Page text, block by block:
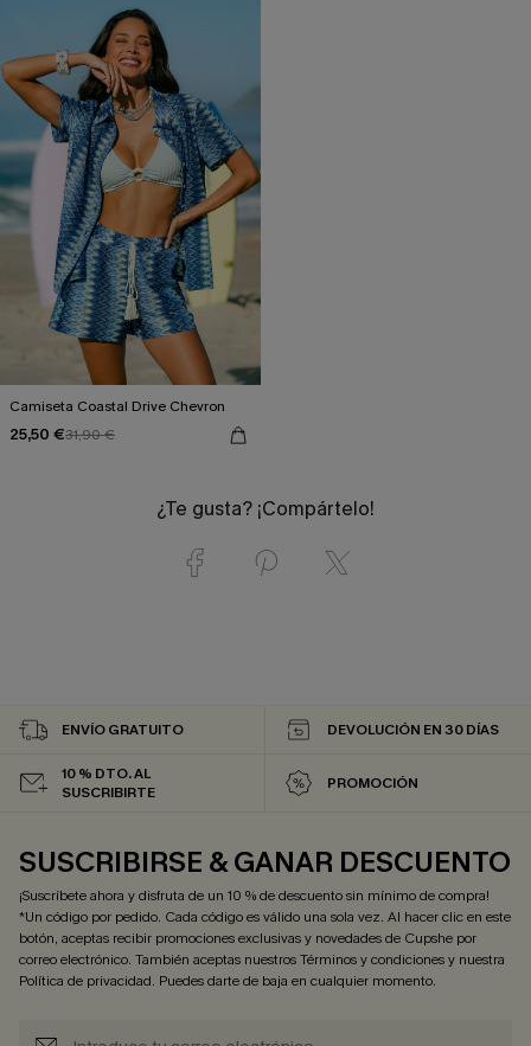
Camiseta Coastal Drive Chevron
25,50 €31,90 €
¿Te gusta? ¡Compártelo!
ENVÍO GRATUITO DEVOLUCIÓN EN 30 DÍAS
10 % DTO. AL
SUSCRIBIRTE
PROMOCIÓN
SUSCRIBIRSE & GANAR DESCUENTO
¡Suscríbete ahora y disfruta de un 10 % de descuento sin mínimo de compra!
*Un código por pedido. Cada código es válido una sola vez. Al hacer clic en este
botón, aceptas recibir promociones exclusivas y novedades de Cupshe por
correo electrónico. También aceptas nuestrosTérminos y condicionesy nuestra
Política de privacidad. Puedes darte de baja en cualquier momento.